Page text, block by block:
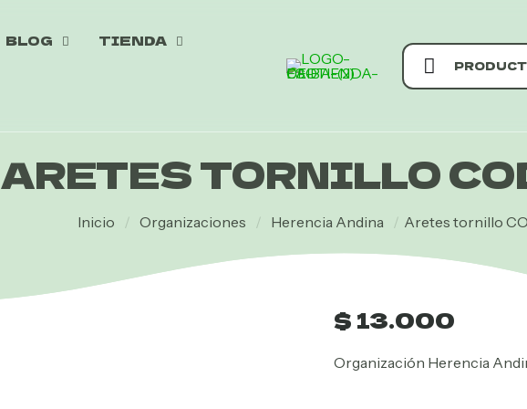
BLOG TIENDA
ARETES TORNILLO
Inicio / Organizaciones / Herencia Andina / Aretes tornillo
$ 13.000
Organización Herencia